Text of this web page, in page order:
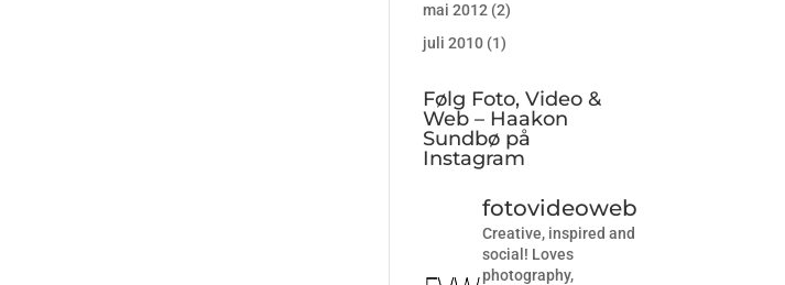
mai 2012 (2)
juli 2010 (1)
Følg Foto, Video &
Web – Haakon
Sundbø på
Instagram
fotovideoweb
Creative, inspired and
social! Loves
photography,